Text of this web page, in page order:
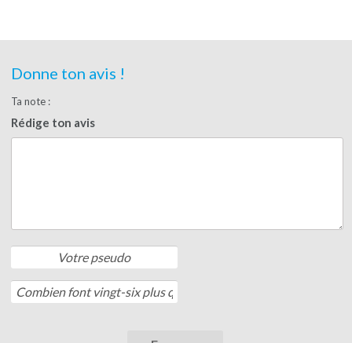
Donne ton avis !
Ta note :
Rédige ton avis